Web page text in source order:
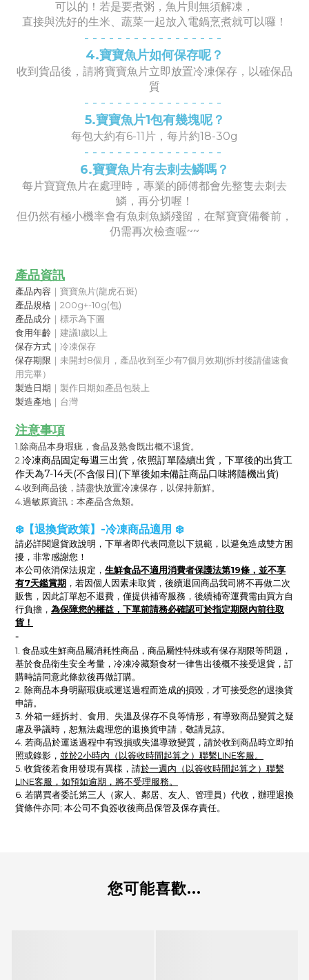
可以的！若是要煮粥，魚片則無須解凍，
直接與洗好的生米、蔬菜一起放入電鍋烹煮就可以囉！
- - - - - - - - - - - - - - - - -
4.寶寶魚片如何保存呢？
收到貨品後，請將寶寶魚片立即放置冷凍保存，以確保品
質
- - - - - - - - - - - - - - - - -
5.寶寶魚片1包有幾塊呢？
每包大約有6-11片，每片約18-30g
- - - - - - - - - - - - - - - - -
6.寶寶魚片有去刺去鱗嗎？
每片寶寶魚片在處理時，專業的師傅都會先整隻去刺去
鱗，再分切喔！
但仍然有極小機率會有魚刺魚鱗殘留，在幫寶寶備餐前，
仍需再次檢查喔~~
產品資訊
產品內容 ｜寶寶魚片(龍虎石斑)
產品規格 ｜200g+-10g(包)
產品成分 ｜標示為下圖
食用年齡 ｜建議1歲以上
保存方式 ｜冷凍保存
保存期限 ｜ 未開封8個月， 產品收到至少有7個月效期(拆封後請儘速食
用完畢）
製造日期 ｜製作日期如產品包裝上
製造產地 ｜台灣
注意事項
1.除商品本身瑕疵，食品及熟食既出概不退貨。
2. 冷凍商品固定每週三出貨，依照訂單陸續出貨，下單後的出貨工
作天為7-14天(不含假日)(下單後如未備註商品口味將隨機出貨)
4.收到商品後，請盡快放置冷凍保存，以保持新鮮。
4.過敏原資訊：本產品含魚類。
❄️【退換貨政策】-冷凍商品適用 ❄️
請必詳閱退貨政說明，下單者即代表同意以下規範，以避免造成雙方困
擾，非常感謝您！
本公司依消保法規定， 生鮮食品不適用消費者保護法第19條，並不享
有7天鑑賞期 ， 若因個人因素未取貨，後續退回商品我司將不再做二次
販售，因此訂單恕不退費，僅提供補寄服務，後續補寄運費需由買方自
行負擔， 為保障您的權益，下單前請務必確認可於指定期限內前往取
貨！
-
1. 食品或生鮮商品屬消耗性商品，商品屬性特殊或有保存期限等問題，
基於食品衛生安全考量，冷凍冷藏類食材一律售出後概不接受退貨，訂
購時請同意此條款後再做訂購。
2. 除商品本身明顯瑕疵或運送過程而造成的損毀，才可接受您的退換貨
申請。
3. 外箱一經拆封、食用、失溫及保存不良等情形，有導致商品變質之疑
慮及爭議時，恕無法處理您的退換貨申請，敬請見諒。
4. 若商品於運送過程中有毀損或失溫導致變質，請於收到商品時立即拍
照或錄影， 並於2小時內（以簽收時間起算之）聯繫LINE客服。
5. 收貨後若食用發現有異樣，請於一週內（以簽收時間起算之）聯繫
LINE客服，如預如逾期，將不受理服務。
6. 若購買者委託第三人（家人、鄰居、友人、管理員）代收，辦理退換
貨條件亦同; 本公司不負簽收後商品保管及保存責任。
您可能喜歡...